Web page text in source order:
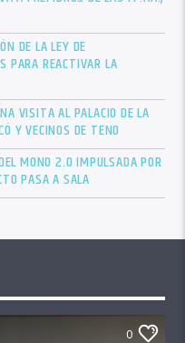
DE LA LEY DE
PARA REACTIVAR LA
VISITA AL PALACIO DE LA
Y VECINOS DE TENO
MONO 2.0 IMPULSADA POR
PASA A SALA
0